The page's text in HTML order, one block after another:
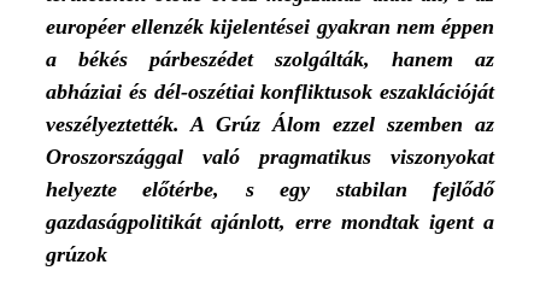
européer ellenzék kijelentései gyakran nem éppen
a békés párbeszédet szolgálták, hanem az
abháziai és dél-oszétiai konfliktusok eszaklációját
veszélyeztették. A Grúz Álom ezzel szemben az
Oroszországgal való pragmatikus viszonyokat
helyezte előtérbe, s egy stabilan fejlődő
gazdaságpolitikát ajánlott, erre mondtak igent a
grúzok